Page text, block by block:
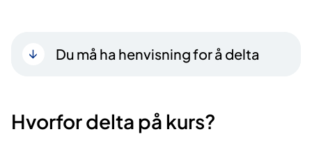
Du må ha henvisning for å delta
Hvorfor delta på kurs?​